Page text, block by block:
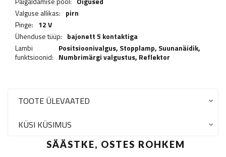
Valguse allikas: pirn
Pinge: 12 V
Ühenduse tüüp: bajonett 5 kontaktiga
Lambi
funktsioonid:
Positsioonivalgus, Stopplamp, Suunanäidik,
Numbrimärgi valgustus, Reflektor
TOOTE ÜLEVAATED
KÜSI KÜSIMUS
SÄÄSTKE, OSTES ROHKEM